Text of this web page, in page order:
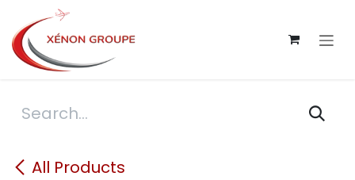
Skip to Content
All Products